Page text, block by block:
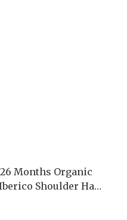
Months Organic
Shoulder Ham,